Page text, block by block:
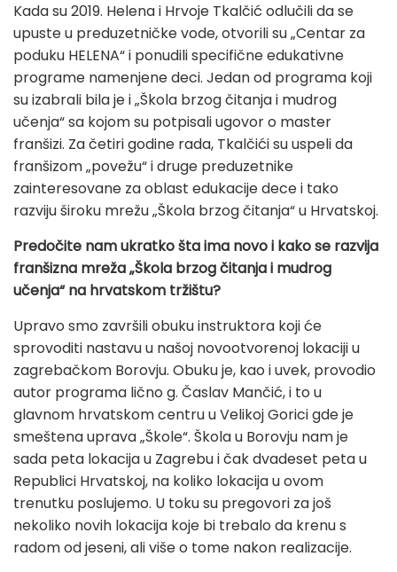
Kada su 2019. Helena i Hrvoje Tkalčić odlučili da se
upuste u preduzetničke vode, otvorili su „Centar za
poduku HELENA“ i ponudili specifične edukativne
programe namenjene deci. Jedan od programa koji
su izabrali bila je i „Škola brzog čitanja i mudrog
učenja“ sa kojom su potpisali ugovor o master
franšizi. Za četiri godine rada, Tkalčići su uspeli da
franšizom „povežu“ i druge preduzetnike
zainteresovane za oblast edukacije dece i tako
razviju široku mrežu „Škola brzog čitanja“ u Hrvatskoj.
Predočite nam ukratko šta ima novo i kako se razvija
franšizna mreža „Škola brzog čitanja i mudrog
učenja“ na hrvatskom tržištu?
Upravo smo završili obuku instruktora koji će
sprovoditi nastavu u našoj novootvorenoj lokaciji u
zagrebačkom Borovju. Obuku je, kao i uvek, provodio
autor programa lično g. Časlav Mančić, i to u
glavnom hrvatskom centru u Velikoj Gorici gde je
smeštena uprava „Škole“. Škola u Borovju nam je
sada peta lokacija u Zagrebu i čak dvadeset peta u
Republici Hrvatskoj, na koliko lokacija u ovom
trenutku poslujemo. U toku su pregovori za još
nekoliko novih lokacija koje bi trebalo da krenu s
radom od jeseni, ali više o tome nakon realizacije.